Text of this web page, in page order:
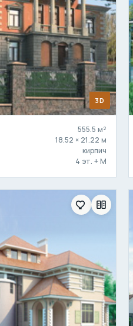
3D
555.5 м²
18.52 × 21.22 м
кирпич
4 эт. + М